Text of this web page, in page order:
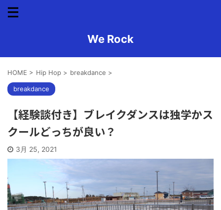
We Rock
HOME > Hip Hop > breakdance >
breakdance
【経験談付き】ブレイクダンスは独学かス
クールどっちが良い？
3月 25, 2021